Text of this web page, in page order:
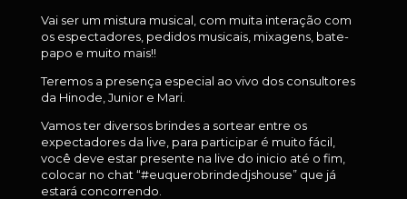
Vai ser um mistura musical, com muita interação com
os espectadores, pedidos musicais, mixagens, bate-
papo e muito mais!!
Teremos a presença especial ao vivo dos consultores
da Hinode, Junior e Mari.
Vamos ter diversos brindes a sortear entre os
expectadores da live, para participar é muito fácil,
você deve estar presente na live do inicio até o fim,
colocar no chat “#euquerobrindedjshouse” que já
estará concorrendo.